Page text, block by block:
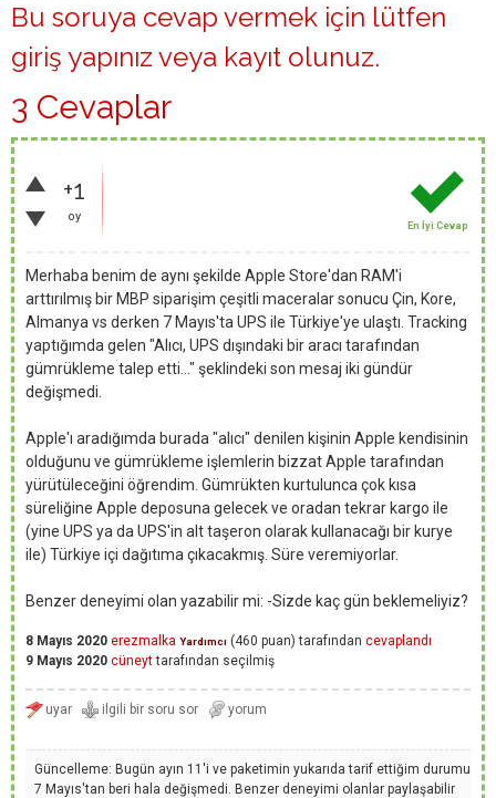
Bu soruya cevap vermek için lütfen
giriş yapınız veya kayıt olunuz.
3 Cevaplar
+1
oy
En İyi Cevap
Merhaba benim de aynı şekilde Apple Store'dan RAM'i
arttırılmış bir MBP siparişim çeşitli maceralar sonucu Çin, Kore,
Almanya vs derken 7 Mayıs'ta UPS ile Türkiye'ye ulaştı. Tracking
yaptığımda gelen "Alıcı, UPS dışındaki bir aracı tarafından
gümrükleme talep etti..." şeklindeki son mesaj iki gündür
değişmedi.
Apple'ı aradığımda burada "alıcı" denilen kişinin Apple kendisinin
olduğunu ve gümrükleme işlemlerin bizzat Apple tarafından
yürütüleceğini öğrendim. Gümrükten kurtulunca çok kısa
süreliğine Apple deposuna gelecek ve oradan tekrar kargo ile
(yine UPS ya da UPS'in alt taşeron olarak kullanacağı bir kurye
ile) Türkiye içi dağıtıma çıkacakmış. Süre veremiyorlar.
Benzer deneyimi olan yazabilir mi: -Sizde kaç gün beklemeliyiz?
8 Mayıs 2020 erezmalka Yardımcı (460 puan) tarafından cevaplandı
9 Mayıs 2020 cüneyttarafından seçilmiş
Güncelleme: Bugün ayın 11'i ve paketimin yukarıda tarif ettiğim durumu
7 Mayıs'tan beri hala değişmedi. Benzer deneyimi olanlar paylaşabilir